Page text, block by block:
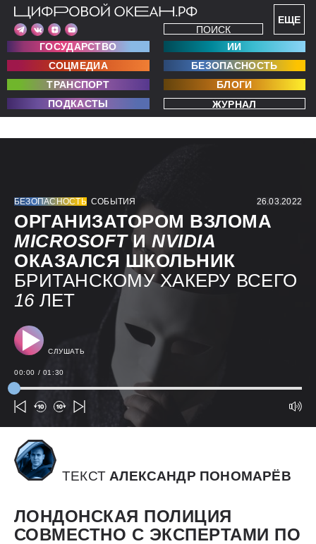
ЕЩЕ
ПОИСК
ГОСУДАРСТВО
ИИ
СОЦМЕДИА
БЕЗОПАСНОСТЬ
ТРАНСПОРТ
БЛОГИ
ПОДКАСТЫ
ЖУРНАЛ
БЕЗОПАСНОСТЬ СОБЫТИЯ 26.03.2022
ОРГАНИЗАТОРОМ ВЗЛОМА
MICROSOFTИNVIDIA
ОКАЗАЛСЯ ШКОЛЬНИК
БРИТАНСКОМУ ХАКЕРУ ВСЕГО
16 ЛЕТ
СЛУШАТЬ
00:00 / 01:30
ТЕКСТ АЛЕКСАНДР ПОНОМАРЁВ
ЛОНДОНСКАЯ ПОЛИЦИЯ
СОВМЕСТНО С ЭКСПЕРТАМИ ПО